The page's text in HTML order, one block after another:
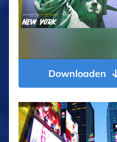
Downloaden